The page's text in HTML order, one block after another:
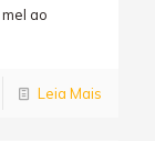
ao
Leia Mais